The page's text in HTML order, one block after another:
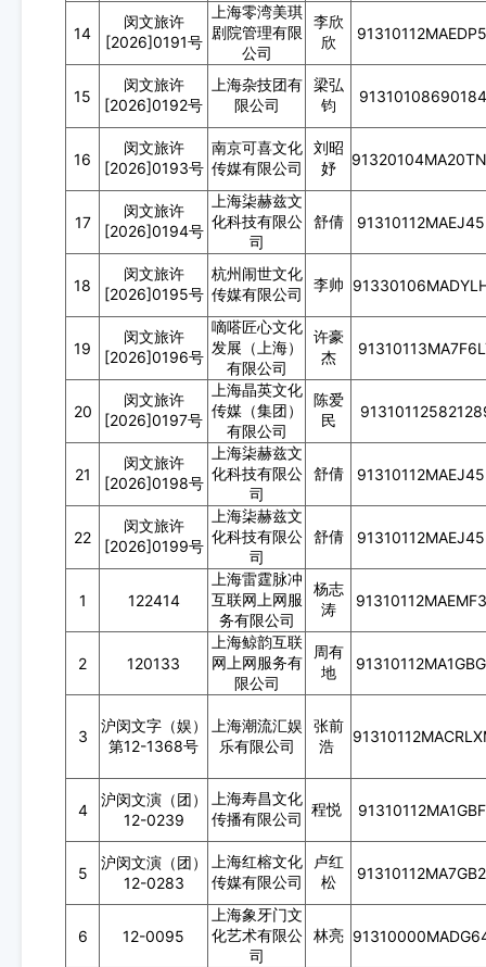
14
闵文旅许
[2026]0191号
上海零湾美琪
剧院管理有限
公司
李欣
欣
15
闵文旅许
[2026]0192号
上海杂技团有
限公司
梁弘
钧
16
闵文旅许
[2026]0193号
南京可喜文化
传媒有限公司
刘昭
妤
17
闵文旅许
[2026]0194号
上海柒赫兹文
化科技有限公
司
舒倩
18
闵文旅许
[2026]0195号
杭州闹世文化
传媒有限公司
李帅
19
闵文旅许
[2026]0196号
嘀嗒匠心文化
发展（上海）
有限公司
许豪
杰
20
闵文旅许
[2026]0197号
上海晶英文化
传媒（集团）
有限公司
陈爱
民
21
闵文旅许
[2026]0198号
上海柒赫兹文
化科技有限公
司
舒倩
22
闵文旅许
[2026]0199号
上海柒赫兹文
化科技有限公
司
舒倩
1 122414
上海雷霆脉冲
互联网上网服
务有限公司
杨志
涛
2 120133
上海鲸韵互联
网上网服务有
限公司
周有
地
3
沪闵文字（娱）
第12-1368号
上海潮流汇娱
乐有限公司
张前
浩
4
沪闵文演（团）
12-0239
上海寿昌文化
传播有限公司
程悦
5
沪闵文演（团）
12-0283
上海红榕文化
传媒有限公司
卢红
松
6 12-0095
上海象牙门文
化艺术有限公
司
林亮